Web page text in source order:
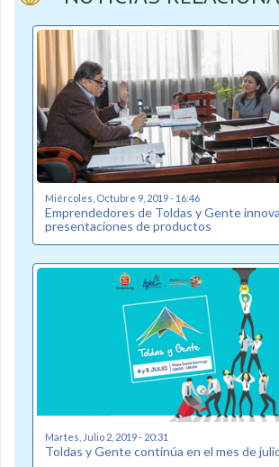
Miércoles, Octubre 9, 2019 - 16:46
Emprendedores de Toldas y Gente
presentaciones de productos
Martes, Julio 2, 2019 - 20:31
Toldas y Gente continúa en el mes de